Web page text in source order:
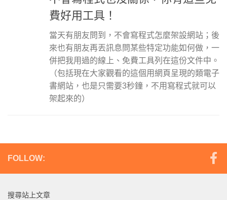
費好用工具！
當天有朋友問到，不會寫程式怎麼架設網站；後
來也有朋友再丟訊息問某些特定功能如何做，一
併把我用過的線上、免費工具列在這份文件中。
（包括現在大家觀看的這個用網頁呈現的類電子
書網站，也是只需要3秒鐘，不用寫程式就可以
架起來的）
FOLLOW:
搜尋站上文章